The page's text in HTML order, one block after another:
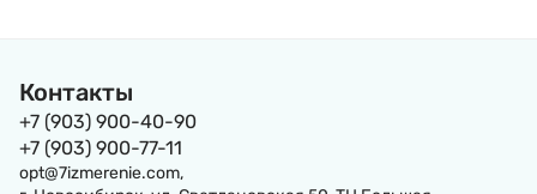
Контакты
+7 (903) 900-40-90
+7 (903) 900-77-11
opt@7izmerenie.com,